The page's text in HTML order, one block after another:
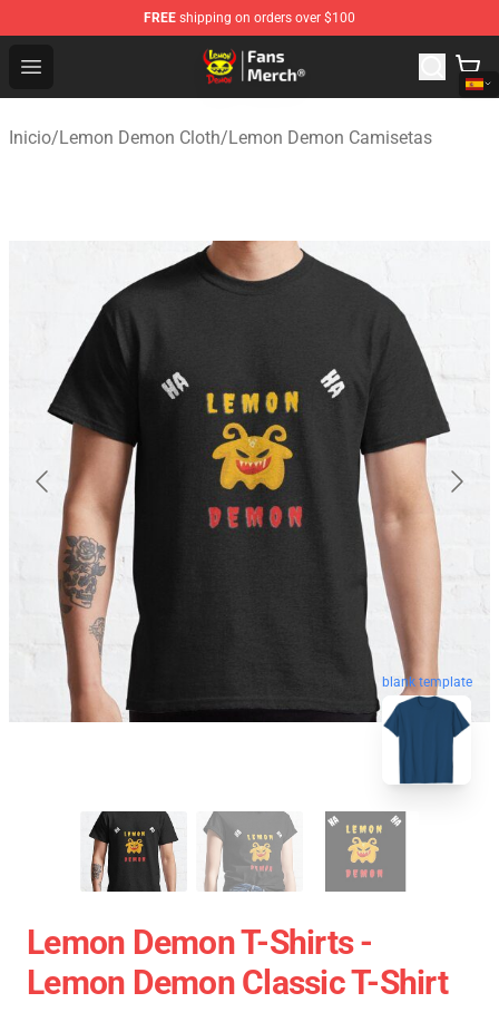
FREE shipping on orders over $100
Open menu
Lemon Demon Store - Official Lemon Demon
Inicio/Lemon Demon Cloth/Lemon Demon Camisetas
blank template
Lemon Demon T-Shirts -
Lemon Demon Classic T-Shirt